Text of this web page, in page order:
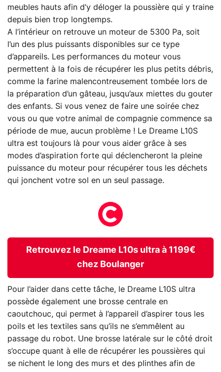
meubles hauts afin d’y déloger la poussière qui y traine
depuis bien trop longtemps.
A l’intérieur on retrouve un moteur de 5300 Pa, soit
l’un des plus puissants disponibles sur ce type
d’appareils. Les performances du moteur vous
permettent à la fois de récupérer les plus petits débris,
comme la farine malencontreusement tombée lors de
la préparation d’un gâteau, jusqu’aux miettes du gouter
des enfants. Si vous venez de faire une soirée chez
vous ou que votre animal de compagnie commence sa
période de mue, aucun problème ! Le Dreame L10S
ultra est toujours là pour vous aider grâce à ses
modes d’aspiration forte qui déclencheront la pleine
puissance du moteur pour récupérer tous les déchets
qui jonchent votre sol en un seul passage.
Retrouvez le Dreame L10s ultra à 1199€
chez Boulanger
Pour l’aider dans cette tâche, le Dreame L10S ultra
possède également une brosse centrale en
caoutchouc, qui permet à l’appareil d’aspirer tous les
poils et les textiles sans qu’ils ne s’emmêlent au
passage du robot. Une brosse latérale sur le côté droit
s’occupe quant à elle de récupérer les poussières qui
se nichent le long des murs et des plinthes afin de